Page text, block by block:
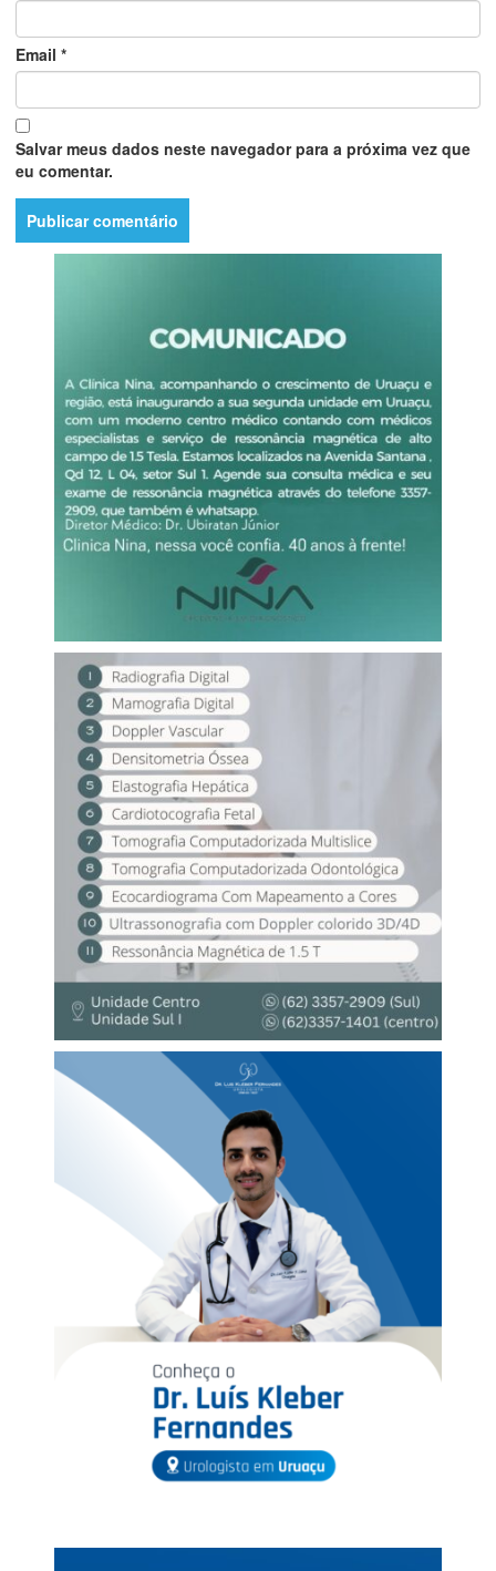
Email *
Salvar meus dados neste navegador para a próxima vez que
eu comentar.